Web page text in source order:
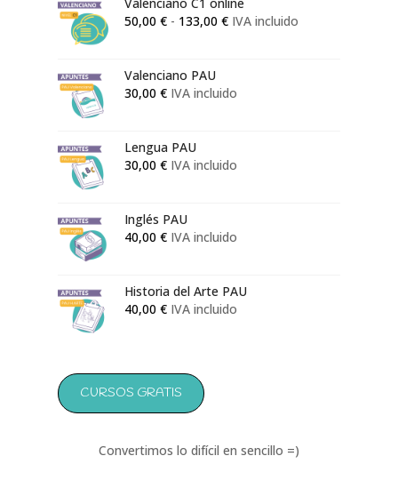
50,00 € - 133,00 €Rango
50,00 €
IVA incluido
Valenciano PAU
30,00 € IVA incluido
Lengua PAU
30,00 € IVA incluido
Inglés PAU
40,00 € IVA incluido
Historia del Arte PAU
40,00 € IVA incluido
CURSOS GRATIS
Convertimos lo difícil en sencillo =)